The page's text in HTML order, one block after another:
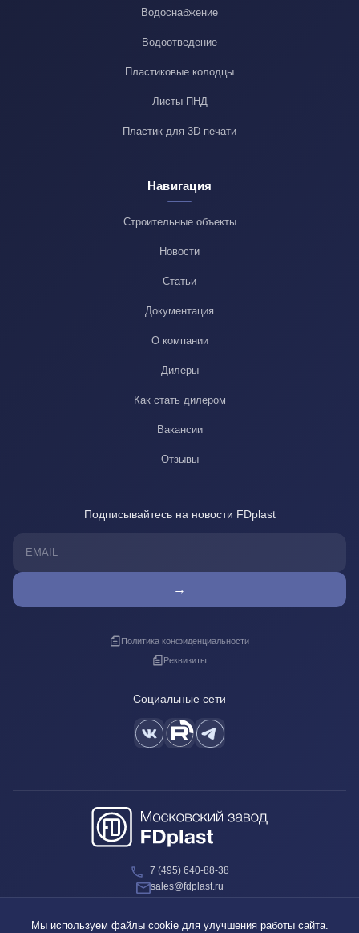
Водоснабжение
Водоотведение
Пластиковые колодцы
Листы ПНД
Пластик для 3D печати
Навигация
Строительные объекты
Новости
Статьи
Документация
О компании
Дилеры
Как стать дилером
Вакансии
Отзывы
Подписывайтесь на новости FDplast
→
Политика конфиденциальности
Реквизиты
Социальные сети
+7 (495) 640-88-38
sales@fdplast.ru
Мы используем файлы cookie для улучшения работы сайта.